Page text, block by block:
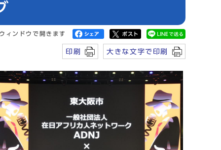
ィンドウで開きます
印刷 大きな文字で印刷